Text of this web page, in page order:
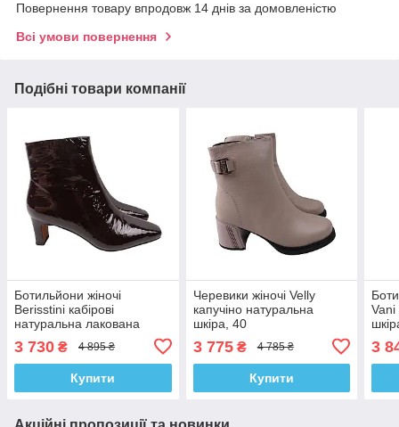
Повернення товару впродовж 14 днів за домовленістю
Всі умови повернення
Подібні товари компанії
Ботильйони жіночі
Berisstini кабірові
натуральна лакована
3 730 ₴ 4 895 ₴
Купити
Черевики жіночі Velly
капучіно натуральна
шкіра, 40
3 775₴ 4 785 ₴
Купити
Vani
3